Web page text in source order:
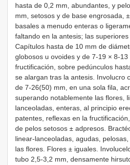
hasta de 0,2 mm, abundantes, y
mm, setosos y de base engrosada,
basales a menudo enteras o
faltando en la antesis; las
Capítulos hasta de 10 mm de
globosos u ovoides y de 7-19 × 8-13
fructificación, sobre pedúnculos
se alargan tras la antesis. Involucro
de 7-26(50) mm, en una sola fila,
superando notablemente las flores,
lanceoladas, enteras, al principio
patentes, reflexas en la
de pelos setosos ± adpresos.
linear-lanceoladas, agudas,
las flores. Flores ± iguales.
tubo 2,5-3,2 mm, densamente